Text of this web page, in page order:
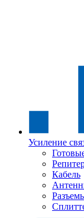
Усиление
Кабель